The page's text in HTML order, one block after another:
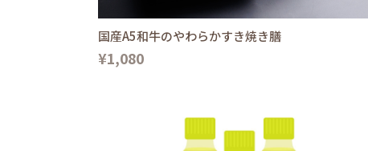
国産A5和牛のやわらかすき焼き膳
¥1,080